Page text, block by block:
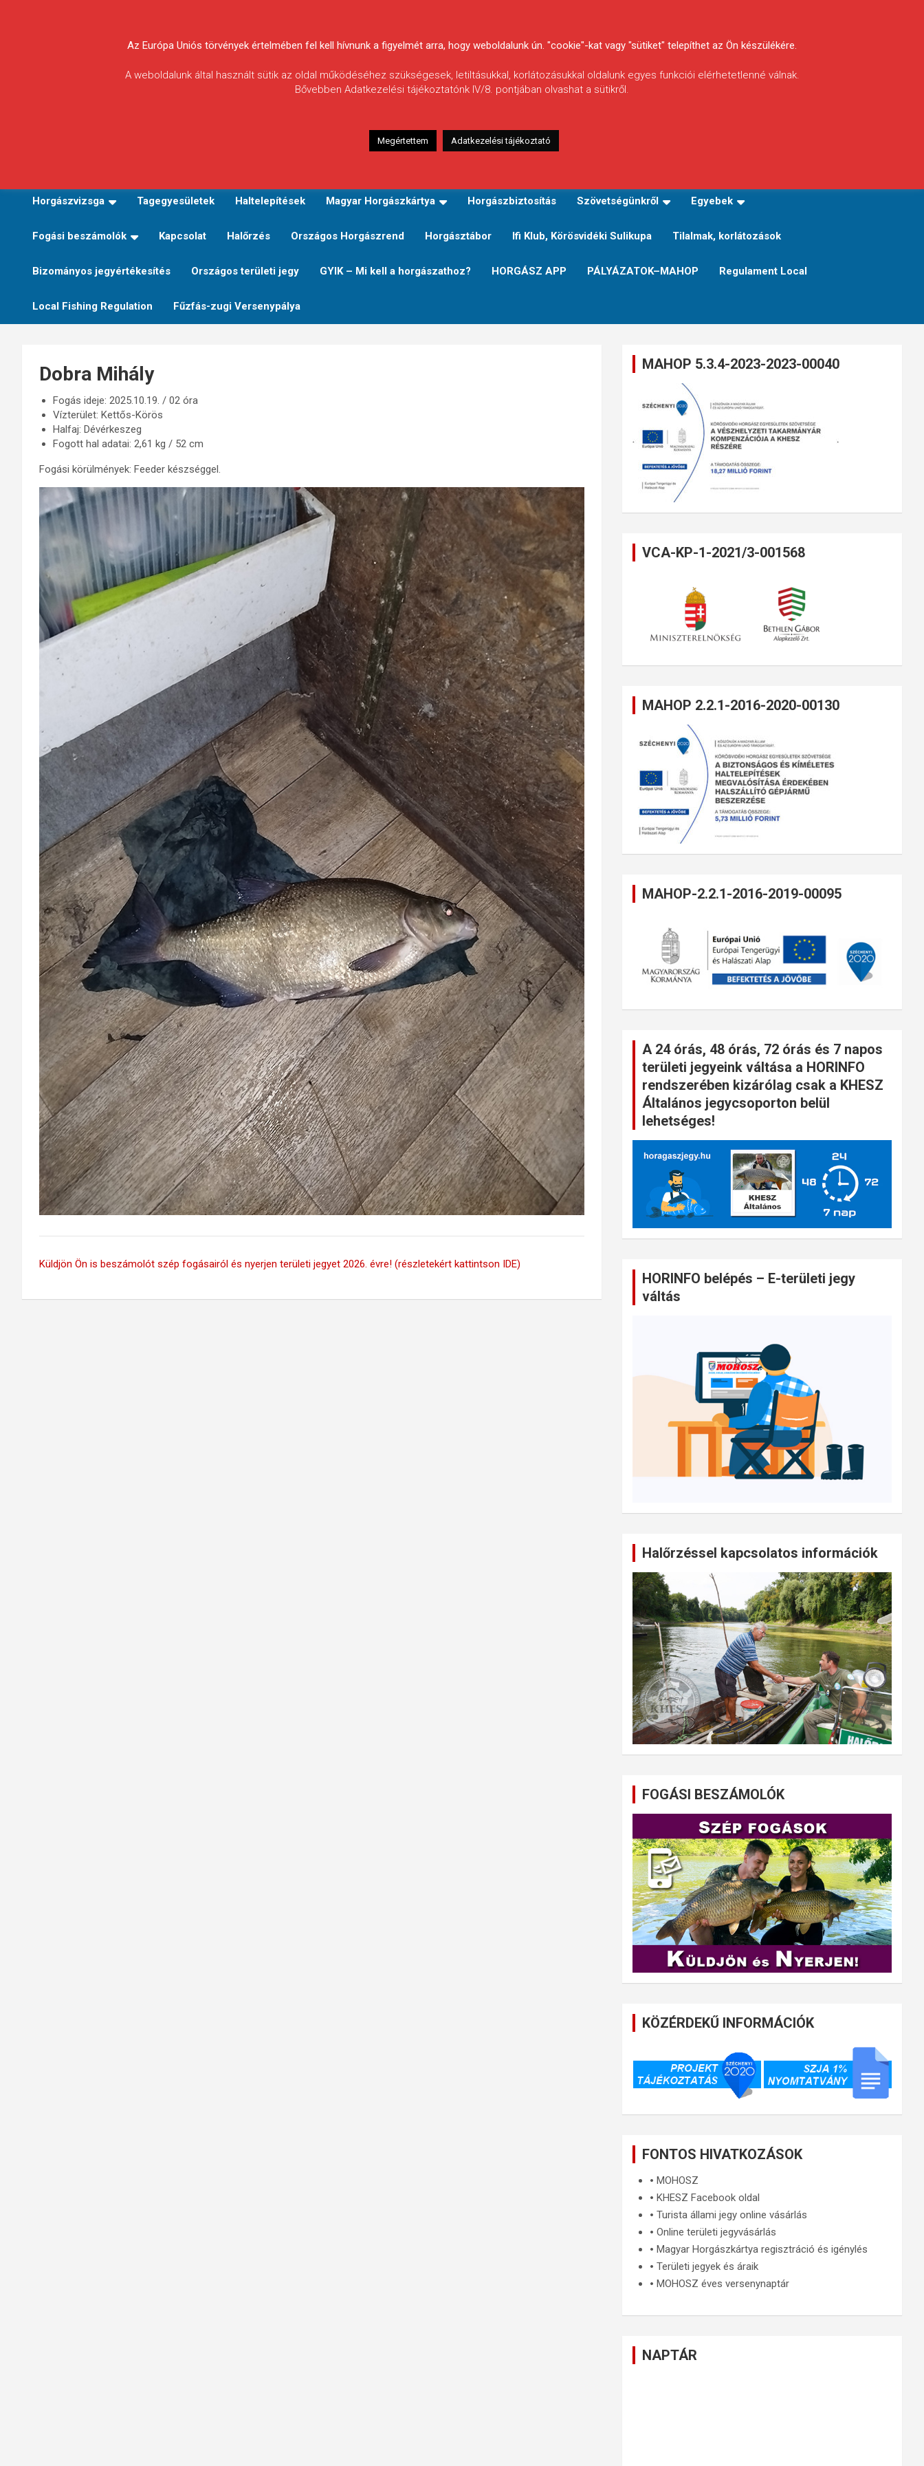
Körösvidéki Horgász
Egyesületek
Horgászvizsga Tagegyesületek Haltelepítések Magyar Horgászkártya Horgászbiztosítás Szövetségünkről Egyebek
Fogási beszámolók Kapcsolat Halőrzés Országos Horgászrend Horgásztábor Ifi Klub, Körösvidéki Sulikupa Tilalmak, korlátozások
Bizományos jegyértékesítés Országos területi jegy GYIK – Mi kell a horgászathoz? HORGÁSZ APP PÁLYÁZATOK–MAHOP Regulament Local
Local Fishing Regulation Fűzfás-zugi Versenypálya
Dobra Mihály
Fogás ideje: 2025.10.19. / 02 óra
Vízterület: Kettős-Körös
Halfaj: Dévérkeszeg
Fogott hal adatai: 2,61 kg / 52 cm
Fogási körülmények: Feeder készséggel.
Küldjön Ön is beszámolót szép fogásairól és nyerjen területi jegyet 2026. évre! (részletekért kattintson IDE)
MAHOP 5.3.4-2023-2023-00040
VCA-KP-1-2021/3-001568
MAHOP 2.2.1-2016-2020-00130
MAHOP-2.2.1-2016-2019-00095
A 24 órás, 48 órás, 72 órás és 7 napos
területi jegyeink váltása a HORINFO
rendszerében kizárólag csak a KHESZ
Általános jegycsoporton belül
lehetséges!
HORINFO belépés – E-területi jegy
váltás
Halőrzéssel kapcsolatos információk
FOGÁSI BESZÁMOLÓK
KÖZÉRDEKŰ INFORMÁCIÓK
FONTOS HIVATKOZÁSOK
🞄MOHOSZ
🞄KHESZ Facebook oldal
🞄Turista állami jegy online vásárlás
🞄Online területi jegyvásárlás
🞄Magyar Horgászkártya regisztráció és igénylés
🞄Területi jegyek és áraik
🞄MOHOSZ éves versenynaptár
NAPTÁR
Az Európa Uniós törvények értelmében fel kell hívnunk a figyelmét arra, hogy weboldalunk ún. "cookie"-kat vagy "sütiket" telepíthet az Ön készülékére.
A weboldalunk által használt sütik az oldal működéséhez szükségesek, letiltásukkal, korlátozásukkal oldalunk egyes funkciói elérhetetlenné válnak.
Bővebben Adatkezelési tájékoztatónk IV/8. pontjában olvashat a sütikről.
Megértettem Adatkezelési tájékoztató